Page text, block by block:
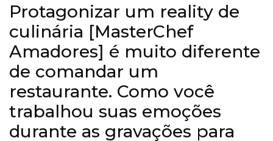
Protagonizar um reality de
culinária [MasterChef
Amadores] é muito diferente
de comandar um
restaurante. Como você
trabalhou suas emoções
durante as gravações para